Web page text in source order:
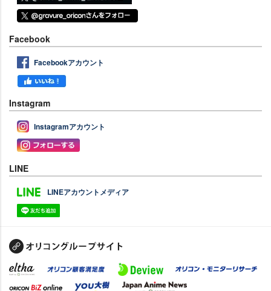
Facebook
Facebookアカウント
Instagram
Instagramアカウント
LINE
LINEアカウントメディア